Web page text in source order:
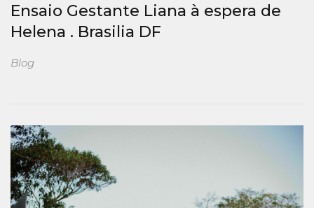
Ensaio Gestante Liana à espera de
Helena . Brasilia DF
Blog